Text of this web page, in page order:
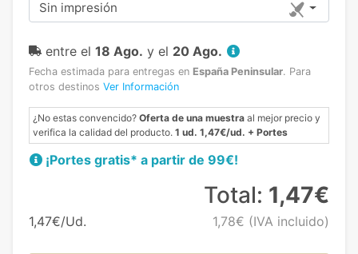
Sin impresión
entre el 18 Ago. y el 20 Ago.
Fecha estimada para entregas en España Peninsular. Para
otros destinos Ver Información
¿No estas convencido? Oferta de una muestra al mejor precio y
verifica la calidad del producto. 1 ud. 1,47€/ud. + Portes
¡Portes gratis* a partir de 99€!
1,47€/Ud.
Total: 1,47€
1,78€ (IVA incluido)